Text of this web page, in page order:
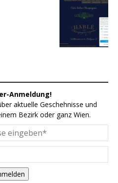
Anmeldung!
aktuelle Geschehnisse und
Bezirk oder ganz Wien.